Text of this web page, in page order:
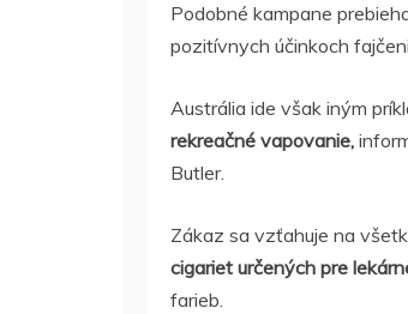
Podobné kampane
pozitívnych účinkoch
Austrália ide však iným
rekreačné vapovanie,
Butler.
Zákaz sa vzťahuje na
cigariet určených pre
farieb.